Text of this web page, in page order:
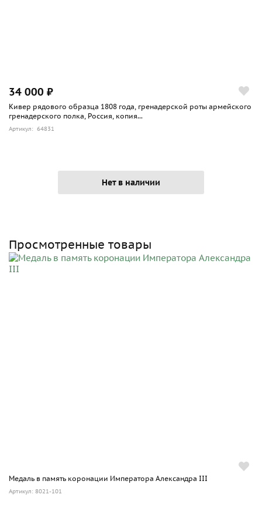
34 000 ₽
Кивер рядового образца 1808 года, гренадерской роты армейского
гренадерского полка, Россия, копия...
Артикул: 64831
Нет в наличии
Просмотренные товары
Медаль в память коронации Императора Александра III
Артикул: 8021-101